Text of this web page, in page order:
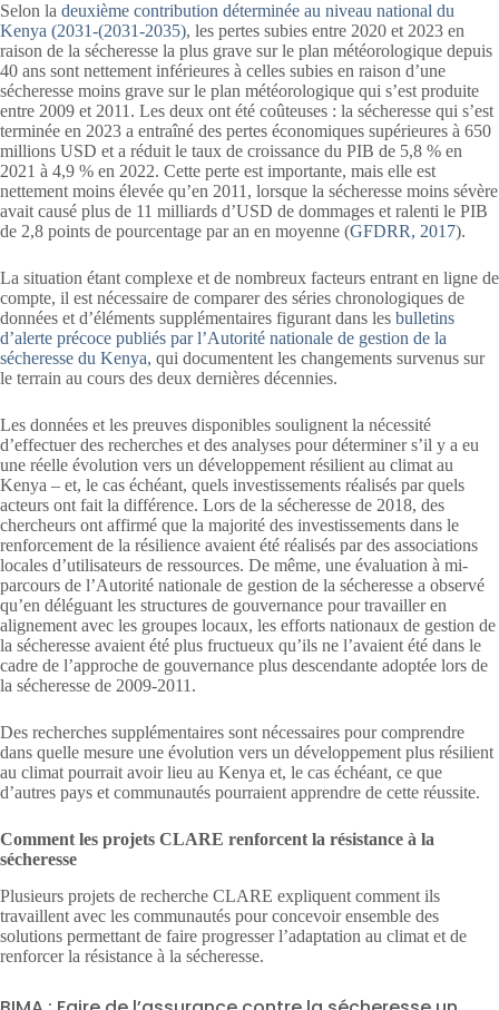
Selon la deuxième contribution déterminée au niveau national du
Kenya (2031-(2031-2035), les pertes subies entre 2020 et 2023 en
raison de la sécheresse la plus grave sur le plan météorologique depuis
40 ans sont nettement inférieures à celles subies en raison d’une
sécheresse moins grave sur le plan météorologique qui s’est produite
entre 2009 et 2011. Les deux ont été coûteuses : la sécheresse qui s’est
terminée en 2023 a entraîné des pertes économiques supérieures à 650
millions USD et a réduit le taux de croissance du PIB de 5,8 % en
2021 à 4,9 % en 2022. Cette perte est importante, mais elle est
nettement moins élevée qu’en 2011, lorsque la sécheresse moins sévère
avait causé plus de 11 milliards d’USD de dommages et ralenti le PIB
de 2,8 points de pourcentage par an en moyenne (GFDRR, 2017).
La situation étant complexe et de nombreux facteurs entrant en ligne de
compte, il est nécessaire de comparer des séries chronologiques de
données et d’éléments supplémentaires figurant dans les bulletins
d’alerte précoce publiés par l’Autorité nationale de gestion de la
sécheresse du Kenya, qui documentent les changements survenus sur
le terrain au cours des deux dernières décennies.
Les données et les preuves disponibles soulignent la nécessité
d’effectuer des recherches et des analyses pour déterminer s’il y a eu
une réelle évolution vers un développement résilient au climat au
Kenya – et, le cas échéant, quels investissements réalisés par quels
acteurs ont fait la différence. Lors de la sécheresse de 2018, des
chercheurs ont affirmé que la majorité des investissements dans le
renforcement de la résilience avaient été réalisés par des associations
locales d’utilisateurs de ressources. De même, une évaluation à mi-
parcours de l’Autorité nationale de gestion de la sécheresse a observé
qu’en déléguant les structures de gouvernance pour travailler en
alignement avec les groupes locaux, les efforts nationaux de gestion de
la sécheresse avaient été plus fructueux qu’ils ne l’avaient été dans le
cadre de l’approche de gouvernance plus descendante adoptée lors de
la sécheresse de 2009-2011.
Des recherches supplémentaires sont nécessaires pour comprendre
dans quelle mesure une évolution vers un développement plus résilient
au climat pourrait avoir lieu au Kenya et, le cas échéant, ce que
d’autres pays et communautés pourraient apprendre de cette réussite.
Comment les projets CLARE renforcent la résistance à la
sécheresse
Plusieurs projets de recherche CLARE expliquent comment ils
travaillent avec les communautés pour concevoir ensemble des
solutions permettant de faire progresser l’adaptation au climat et de
renforcer la résistance à la sécheresse.